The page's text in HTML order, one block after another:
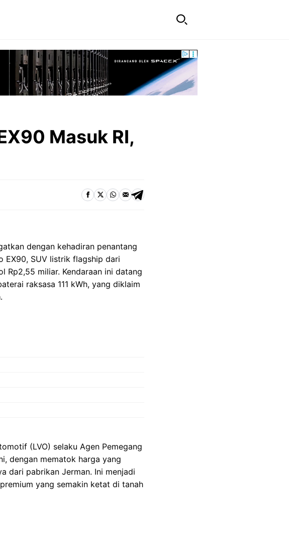
Masuk RI,
dengan kehadiran penantang
EX90, SUV listrik flagship dari
Rp2,55 miliar. Kendaraan ini datang
raksasa 111 kWh, yang diklaim
(LVO) selaku Agen Pemegang
dengan mematok harga yang
dari pabrikan Jerman. Ini menjadi
yang semakin ketat di tanah